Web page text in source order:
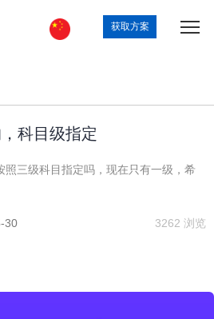
获取方案
科目级指定
三级科目指定吗，现在只有一级，希
30 3262 浏览